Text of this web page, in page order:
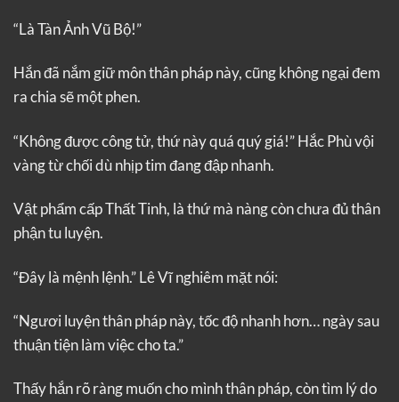
“Là Tàn Ảnh Vũ Bộ!”
Hắn đã nắm giữ môn thân pháp này, cũng không ngại đem
ra chia sẽ một phen.
“Không được công tử, thứ này quá quý giá!” Hắc Phù vội
vàng từ chối dù nhịp tim đang đập nhanh.
Vật phẩm cấp Thất Tinh, là thứ mà nàng còn chưa đủ thân
phận tu luyện.
“Đây là mệnh lệnh.” Lê Vĩ nghiêm mặt nói:
“Ngươi luyện thân pháp này, tốc độ nhanh hơn… ngày sau
thuận tiện làm việc cho ta.”
Thấy hắn rõ ràng muốn cho mình thân pháp, còn tìm lý do